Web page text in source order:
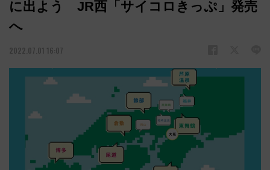
に出よう JR西「サイコロきっぷ」発売
へ
2022.07.01 16:07